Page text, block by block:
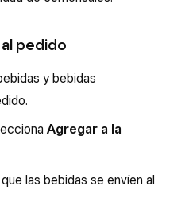
pedido
y bebidas
Agregar a la
las bebidas se envíen al